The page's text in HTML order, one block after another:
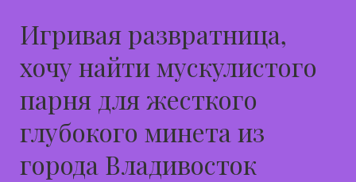
Игривая развратница,
хочу найти мускулистого
парня для жесткого
глубокого минета из
города Владивосток